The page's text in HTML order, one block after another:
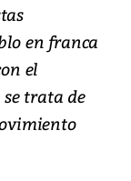
en franca
el
se trata de